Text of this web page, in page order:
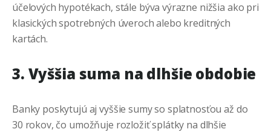
účelových hypotékach, stále býva výrazne nižšia ako pri
klasických spotrebných úveroch alebo kreditných
kartách.
3. Vyššia suma na dlhšie obdobie
Banky poskytujú aj vyššie sumy so splatnosťou až do
30 rokov, čo umožňuje rozložiť splátky na dlhšie